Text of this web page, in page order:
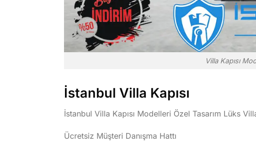
Villa Kapısı
İstanbul Villa Kapısı
İstanbul Villa Kapısı Modelleri Özel Tasarım Lüks
Ücretsiz Müşteri Danışma Hattı